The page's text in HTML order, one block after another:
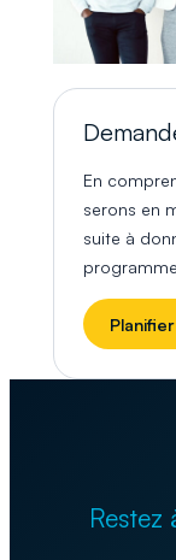
En
serons en
suite à
Restez